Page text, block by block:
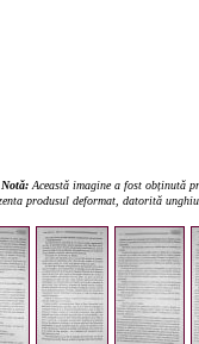
Notă: Această imagine a fost obținută
produsul deformat, datorită